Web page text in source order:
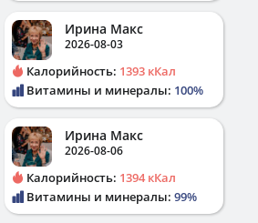
Ирина Макс
2026-08-03
Калорийность: 1393 кКал
Витамины и минералы: 100%
Ирина Макс
2026-08-06
Калорийность: 1394 кКал
Витамины и минералы: 99%